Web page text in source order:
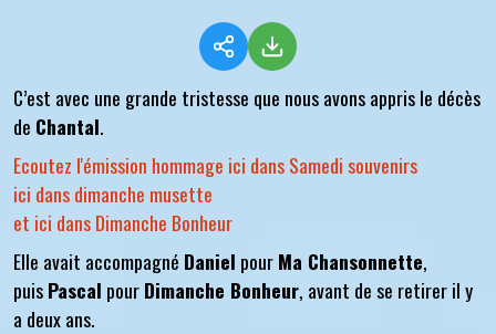
C’est avec une grande tristesse que nous avons appris le décès
de Chantal.
Ecoutez l'émission hommage ici dans Samedi souvenirs
ici dans dimanche musette
et ici dans Dimanche Bonheur
Elle avait accompagné Daniel pourMa Chansonnette,
puisPascal pourDimanche Bonheur, avant de se retirer il y
a deux ans.